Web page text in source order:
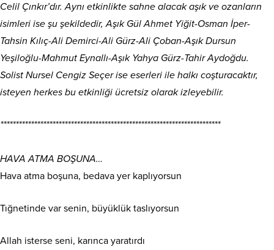
Celil Çınkır’dır. Aynı etkinlikte sahne alacak aşık ve ozanların
isimleri ise şu şekildedir, Aşık Gül Ahmet Yiğit-Osman İper-
Tahsin Kılıç-Ali Demirci-Ali Gürz-Ali Çoban-Aşık Dursun
Yeşiloğlu-Mahmut Eynallı-Aşık Yahya Gürz-Tahir Aydoğdu.
Solist Nursel Cengiz Seçer ise eserleri ile halkı coşturacaktır,
isteyen herkes bu etkinliği ücretsiz olarak izleyebilir.
************************************************************************
HAVA ATMA BOŞUNA…
Hava atma boşuna, bedava yer kaplıyorsun
Tığnetinde var senin, büyüklük taslıyorsun
Allah isterse seni, karınca yaratırdı